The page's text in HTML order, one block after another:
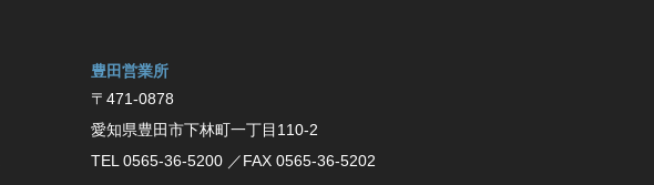
豊⽥営業所
〒471-0878
愛知県豊⽥市下林町⼀丁⽬110-2
TEL 0565-36-5200 ／FAX 0565-36-5202